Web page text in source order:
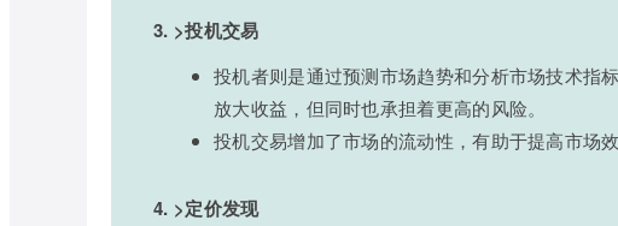
3. >投机交易
投机者则是通过预测市场趋势和分析市场技术指
放大收益，但同时也承担着更高的风险。
投机交易增加了市场的流动性，有助于提高市场效
4. >定价发现